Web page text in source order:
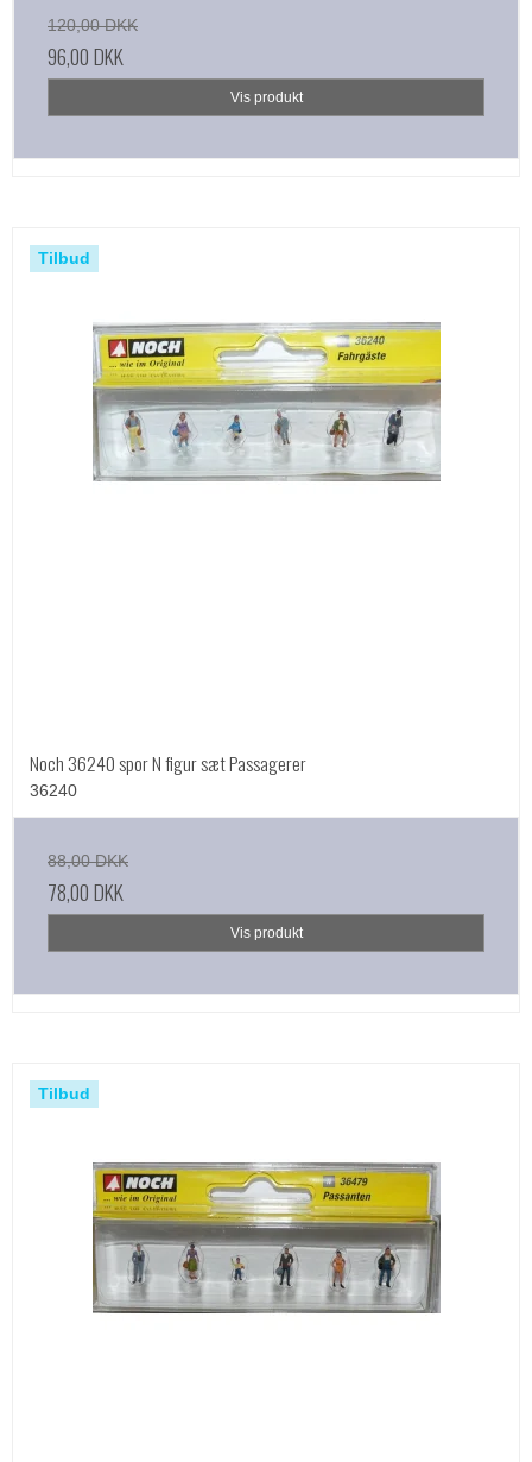
120,00 DKK
96,00 DKK
Vis produkt
Tilbud
Noch 36240 spor N figur sæt Passagerer
36240
88,00 DKK
78,00 DKK
Vis produkt
Tilbud